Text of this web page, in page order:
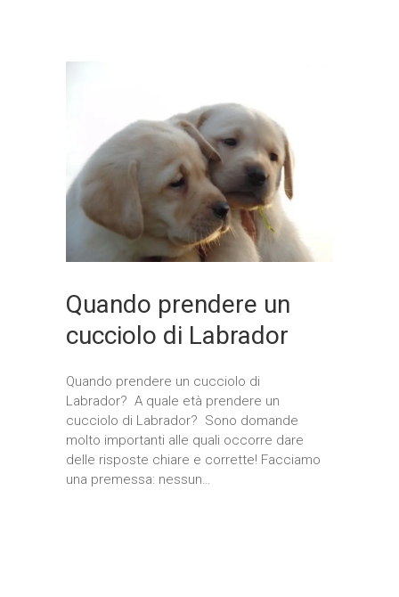
Quando prendere un
cucciolo di Labrador
Quando prendere un cucciolo di
Labrador? A quale età prendere un
cucciolo di Labrador? Sono domande
molto importanti alle quali occorre dare
delle risposte chiare e corrette! Facciamo
una premessa: nessun…